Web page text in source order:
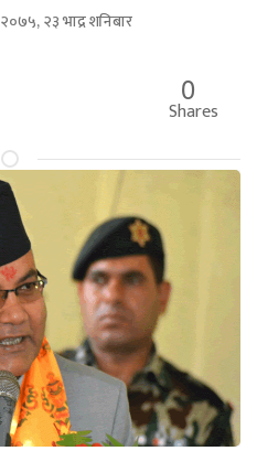
२०७५, २३ भाद्र शनिबार
0
Shares